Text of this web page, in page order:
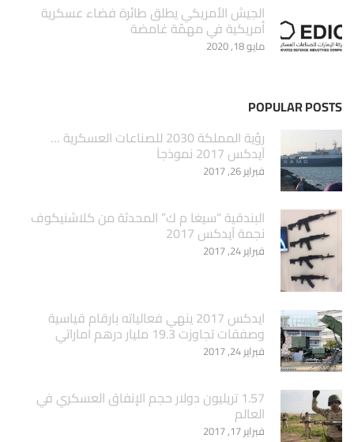
الجيش الأمريكي يطلق طائرة فضاء عسكرية
أمريكية في مهمّة غامضة
مايو 18, 2020
POPULAR POSTS
‏رؤية المملكة 2030 للصناعات العسكرية …
آيدكس 2017 نموذجاَ
فبراير 26, 2017
البندقية “سيغا م ك” المحدثة من كلاشنيكوف
نجمة آيدكس 2017
فبراير 24, 2017
ايدكس 2017 ينهي فعالياته بارقام قياسية
وصفقات تجاوزت 19.3 مليار درهم اماراتي
فبراير 24, 2017
1.57 تريليون دولار حجم الإنفاق العسكري في
العالم
فبراير 17, 2017